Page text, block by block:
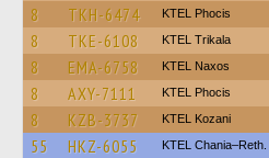
8 TKH-6474 ΚΤΕL Phocis
8 TKE-6108 ΚΤΕL Τrikala
8 EMA-6758 KTEL Naxos
8 AXY-7111 ΚΤΕL Phocis
8 KZB-3737 ΚΤΕL Kozani
55 HKZ-6055 KTEL Chania–Reth.